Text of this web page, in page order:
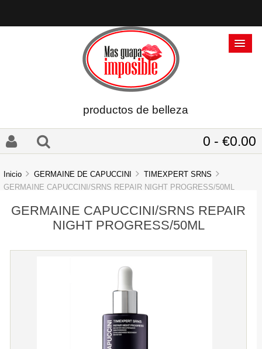
productos de belleza
0 - €0.00
Inicio GERMAINE DE CAPUCCINI
TIMEXPERT SRNS
GERMAINE CAPUCCINI/SRNS REPAIR NIGHT PROGRESS/50ML
GERMAINE CAPUCCINI/SRNS REPAIR
NIGHT PROGRESS/50ML